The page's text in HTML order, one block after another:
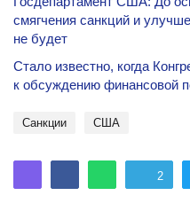
смягчения санкций и
не будет
Стало известно, когда
к обсуждению финансовой
Санкции США
2